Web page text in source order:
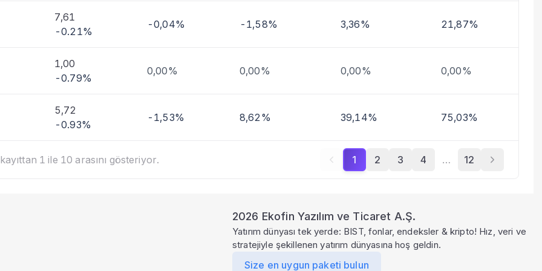
7,61
-0.21%
-0,04% -1,58% 3,36% 21,87%
1,00
-0.79%
0,00% 0,00% 0,00% 0,00%
5,72
-0.93%
-1,53% 8,62% 39,14% 75,03%
1 ile 10 arasını gösteriyor. 1 2 3 4 … 12
2026 Ekofin Yazılım ve Ticaret A.Ş.
Yatırım dünyası tek yerde: BIST, fonlar, endeksler & kripto! Hız, veri ve
stratejiyle şekillenen yatırım dünyasına hoş geldin.
Size en uygun paketi bulun